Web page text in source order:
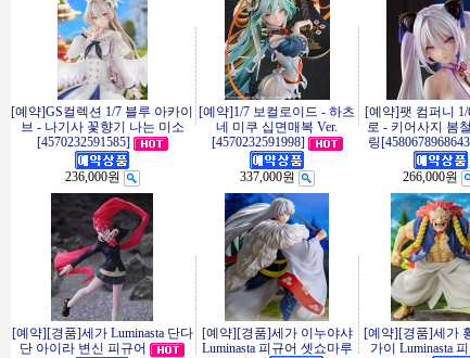
[예약]GS컬렉션 1/7 블루 아카이
브 - 나기사 꽃향기 나는 미소
[4570232591585]
236,000원
[예약]1/7 보컬로이드 - 하츠
네 미쿠 십면매복 Ver.
[4570232591998]
337,000원
[예약]팻 컴퍼니
로 - 키어사지 봄
링
266,000원
[예약][경품]세가 Luminasta 단다
단 아이라 변신 피규어
[예약][경품]세가 이누야샤
Luminasta 피규어 셋쇼마루
[예약][경품]세가
가이 Luminasta